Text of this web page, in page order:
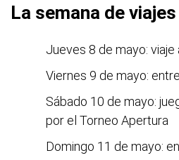
La semana de
Jueves 8 de mayo: viaje
Viernes 9 de mayo:
Sábado 10 de mayo:
por el Torneo Apertura
Domingo 11 de mayo: